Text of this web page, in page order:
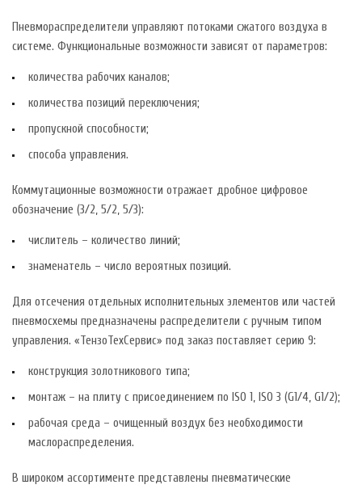
Пневмораспределители управляют потоками сжатого воздуха в
системе. Функциональные возможности зависят от параметров:
количества рабочих каналов;
количества позиций переключения;
пропускной способности;
способа управления.
Коммутационные возможности отражает дробное цифровое
обозначение (3/2, 5/2, 5/3):
числитель – количество линий;
знаменатель – число вероятных позиций.
Для отсечения отдельных исполнительных элементов или частей
пневмосхемы предназначены распределители с ручным типом
управления. «ТензоТехСервис» под заказ поставляет серию 9:
конструкция золотникового типа;
монтаж – на плиту с присоединением по ISO 1, ISO 3 (G1/4, G1/2);
рабочая среда – очищенный воздух без необходимости
маслораспределения.
В широком ассортименте представлены пневматические